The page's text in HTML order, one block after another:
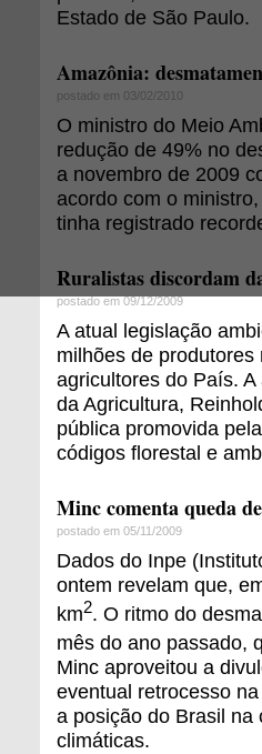
Estado de São Paulo.
Amazônia:
postado em 03/02/2010
O ministro do Meio
redução de 49% no
a novembro de 2009
acordo com o
tinha registrado
Ruralistas discordam
postado em 09/12/2009
A atual legislação
milhões de
agricultores do País.
da Agricultura,
pública promovida
códigos florestal e
Minc comenta queda
postado em 05/11/2009
Dados do Inpe
ontem revelam que,
km2. O ritmo do
mês do ano passado,
Minc aproveitou a
eventual retrocesso
a posição do Brasil na
climáticas.